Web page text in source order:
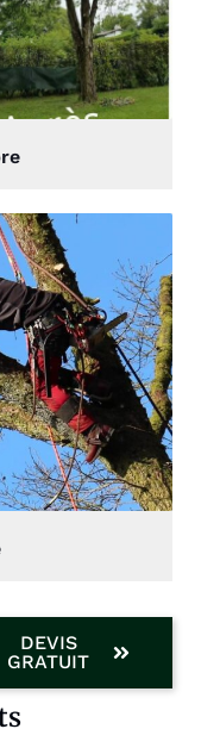
DEVIS
GRATUIT